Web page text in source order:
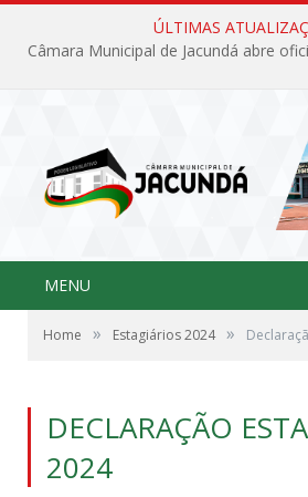
ÚLTIMAS
MENU
Home » Estagiários 2024 »
DECLARAÇÃO
2024